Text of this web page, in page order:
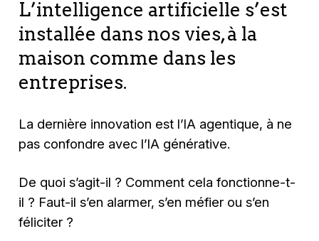
L’intelligence artificielle s’est
installée dans nos vies, à la
maison comme dans les
entreprises.
La dernière innovation est l’IA agentique, à ne
pas confondre avec l’IA générative.
De quoi s’agit-il ? Comment cela fonctionne-t-
il ? Faut-il s’en alarmer, s’en méfier ou s’en
féliciter ?